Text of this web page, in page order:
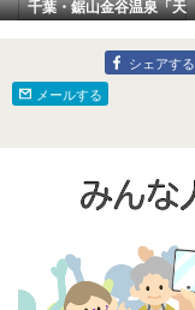
千葉・鋸山金谷温泉「天
然温泉 海辺の湯」が絶景
＆絶品すぎると話題なの
で徹底リサーチしてみ
シェアする
メールする